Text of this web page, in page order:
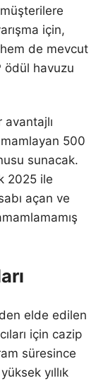
için,
de mevcut
ödül havuzu
500
sunacak.
2025 ile
açan ve
elde edilen
için cazip
süresince
yıllık